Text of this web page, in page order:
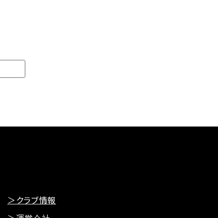
＞クラブ情報